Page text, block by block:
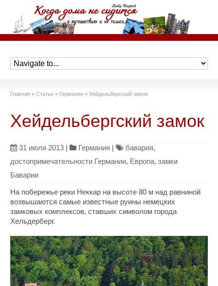
Главная » Статьи » Германия » Хейдельбергский замок
Хейдельбергский замок
31 июля 2013 | Германия | бавария,
достопримечательности Германии, Европа,замки
Баварии
На побережье реки Неккар на высоте 80 м над равниной
возвышаются самые известные руины немецких
замковых комплексов, ставших символом города
Хельдерберг.